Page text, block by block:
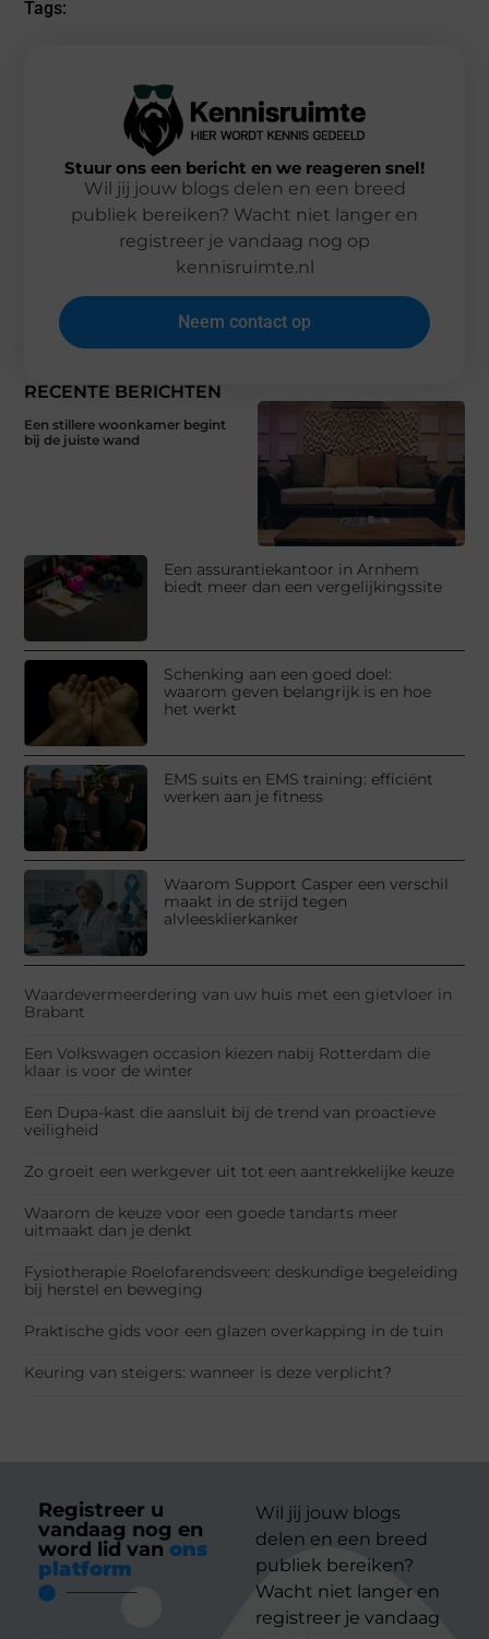
Tags:
RECENTE BERICHTEN
Een stillere woonkamer begint
bij de juiste wand
Een assurantiekantoor in Arnhem
biedt meer dan een vergelijkingssite
Schenking aan een goed doel:
waarom geven belangrijk is en hoe
het werkt
EMS suits en EMS training: efficiënt
werken aan je fitness
Waarom Support Casper een verschil
maakt in de strijd tegen
alvleesklierkanker
Waardevermeerdering van uw huis met een gietvloer in
Brabant
Een Volkswagen occasion kiezen nabij Rotterdam die
klaar is voor de winter
Een Dupa-kast die aansluit bij de trend van proactieve
veiligheid
Zo groeit een werkgever uit tot een aantrekkelijke keuze
Waarom de keuze voor een goede tandarts meer
uitmaakt dan je denkt
Fysiotherapie Roelofarendsveen: deskundige begeleiding
bij herstel en beweging
Praktische gids voor een glazen overkapping in de tuin
Keuring van steigers: wanneer is deze verplicht?
Stuur ons een bericht en we reageren snel!
Wil jij jouw blogs delen en een breed
publiek bereiken? Wacht niet langer en
registreer je vandaag nog op
kennisruimte.nl
Neem contact op
Registreer u
vandaag nog en
word lid van ons
platform
Wil jij jouw blogs
delen en een breed
publiek bereiken?
Wacht niet langer en
registreer je vandaag